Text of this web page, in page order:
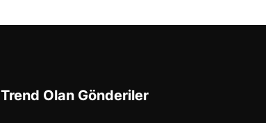
Trend Olan Gönderiler